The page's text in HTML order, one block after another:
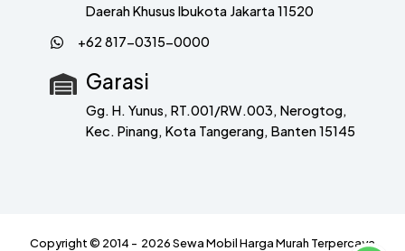
Daerah Khusus Ibukota Jakarta 11520
+62 817-0315-0000
Garasi
Gg. H. Yunus, RT.001/RW.003, Nerogtog,
Kec. Pinang, Kota Tangerang, Banten 15145
Copyright © 2014 - 2026 Sewa Mobil Harga Murah Terpercaya